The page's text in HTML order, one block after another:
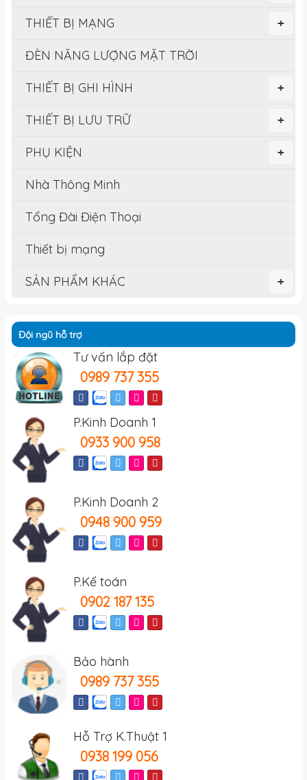
+
THIẾT BỊ MẠNG
ĐÈN NĂNG LƯỢNG MẶT TRỜI
+
THIẾT BỊ GHI HÌNH
+
THIẾT BỊ LƯU TRỮ
+
PHỤ KIỆN
Nhà Thông Minh
Tổng Đài Điện Thoại
Thiết bị mạng
+
SẢN PHẨM KHÁC
Đội ngũ hỗ trợ
Tư vấn lắp đặt
0989 737 355
P.Kinh Doanh 1
0933 900 958
P.Kinh Doanh 2
0948 900 959
P.Kế toán
0902 187 135
Bảo hành
0989 737 355
Hỗ Trợ K.Thuật 1
0938 199 056